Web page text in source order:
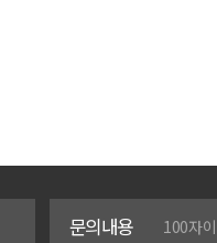
문의내용